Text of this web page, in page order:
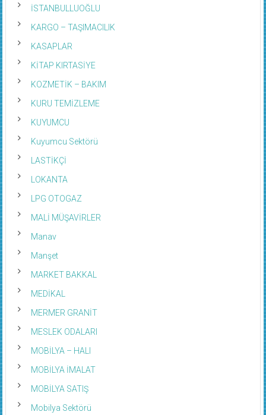
İSTANBULLUOĞLU
KARGO – TAŞIMACILIK
KASAPLAR
KİTAP KIRTASİYE
KOZMETİK – BAKIM
KURU TEMİZLEME
KUYUMCU
Kuyumcu Sektörü
LASTİKÇİ
LOKANTA
LPG OTOGAZ
MALİ MÜŞAVİRLER
Manav
Manşet
MARKET BAKKAL
MEDİKAL
MERMER GRANİT
MESLEK ODALARI
MOBİLYA – HALI
MOBİLYA İMALAT
MOBİLYA SATIŞ
Mobilya Sektörü